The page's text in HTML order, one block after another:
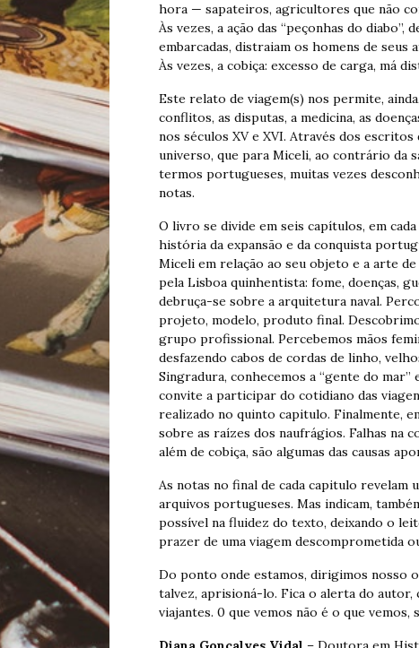
hora — sapateiros, agricultores que não
Às vezes, a ação das “peçonhas do
embarcadas, distraiam os homens de seus
Às vezes, a cobiça: excesso de carga, má
Este relato de viagem(s) nos permite,
conflitos, as disputas, a medicina, as
nos séculos XV e XVI. Através dos
universo, que para Miceli, ao contrário da
termos portugueses, muitas vezes
notas.
O livro se divide em seis capítulos, em
história da expansão e da conquista
Miceli em relação ao seu objeto e a arte
pela Lisboa quinhentista: fome, doenças,
debruça-se sobre a arquitetura naval.
projeto, modelo, produto final.
grupo profissional. Percebemos mãos
desfazendo cabos de cordas de linho,
Singradura, conhecemos a “gente do
convite a participar do cotidiano das
realizado no quinto capitulo. Finalmente,
sobre as raízes dos naufrágios. Falhas na
além de cobiça, são algumas das causas
As notas no final de cada capitulo revelam
arquivos portugueses. Mas indicam,
possível na fluidez do texto, deixando o
prazer de uma viagem descomprometida
Do ponto onde estamos, dirigimos nosso
talvez, aprisioná-lo. Fica o alerta do autor,
viajantes. 0 que vemos não é o que vemos,